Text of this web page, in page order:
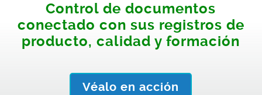
Control de documentos
conectado con sus registros de
producto, calidad y formación
Véalo en acción